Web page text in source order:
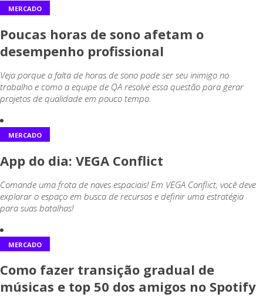
MERCADO
Poucas horas de sono afetam o
desempenho profissional
Veja porque a falta de horas de sono pode ser seu inimigo no
trabalho e como a equipe de QA resolve essa questão para gerar
projetos de qualidade em pouco tempo.
MERCADO
App do dia: VEGA Conflict
Comande uma frota de naves espaciais! Em VEGA Conflict, você deve
explorar o espaço em busca de recursos e definir uma estratégia
para suas batalhas!
MERCADO
Como fazer transição gradual de
músicas e top 50 dos amigos no Spotify